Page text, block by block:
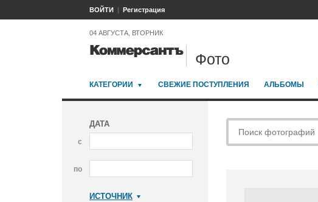
ВОЙТИ Регистрация
04 АВГУСТА, ВТОРНИК
Фото
КАТЕГОРИИ СВЕЖИЕ ПОСТУПЛЕНИЯ АЛЬБОМЫ
ДАТА
с
по
ИСТОЧНИК